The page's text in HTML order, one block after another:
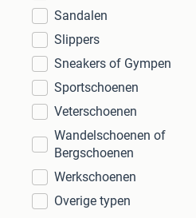
Sandalen
Slippers
Sneakers of Gympen
Sportschoenen
Veterschoenen
Wandelschoenen of
Bergschoenen
Werkschoenen
Overige typen